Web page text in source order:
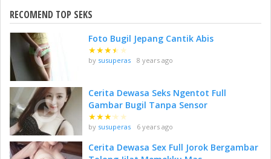
RECOMEND TOP SEKS
Foto Bugil Jepang Cantik Abis
★★★★ ★
by susuperas 8 years ago
Cerita Dewasa Seks Ngentot Full
Gambar Bugil Tanpa Sensor
★★★★ ★
by susuperas 6 years ago
Cerita Dewasa Sex Full Jorok Bergambar